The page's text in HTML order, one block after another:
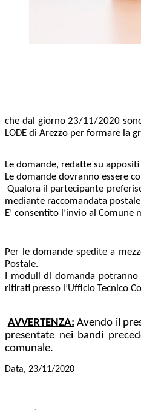
che dal giorno 23/11/2020
LODE di Arezzo per formare la
Le domande, redatte su
Le domande dovranno essere
Qualora il partecipante
mediante raccomandata
E’ consentito l’invio al
Per le domande spedite a
Postale.
I moduli di domanda potranno
ritirati presso l’Ufficio Tecnico
AVVERTENZA: Avendo il
presentate nei bandi
comunale.
Data, 23/11/
F.to